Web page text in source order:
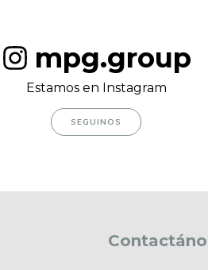
mpg.group
Estamos en Instagram
SEGUINOS